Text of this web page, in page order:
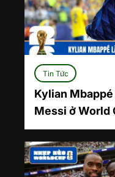
Tin Tức
Kylian
Messi ở World